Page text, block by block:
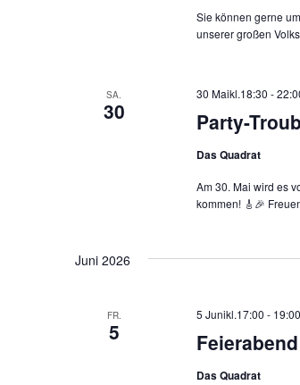
Sie können gerne
unserer großen
SA.
30 Party-
30 Maikl.18:30 -
Das Quadrat
Am 30. Mai wird es
kommen! 🎸🎉
Juni 2026
FR.
5
5 Junikl.17:00 - 19:00
Das Quadrat